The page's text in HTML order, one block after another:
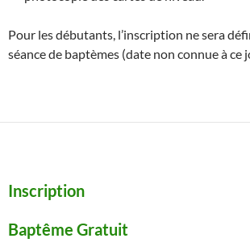
Pour les débutants, l’inscription ne sera
séance de baptèmes (date non connue à ce
Inscription
Baptême Gratuit